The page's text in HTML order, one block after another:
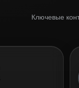
Ключевые